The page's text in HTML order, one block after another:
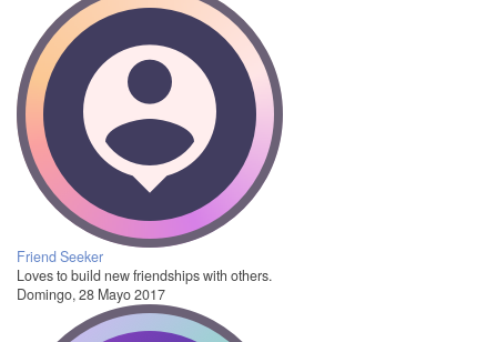
Friend Seeker
Loves to build new friendships with others.
Domingo, 28 Mayo 2017